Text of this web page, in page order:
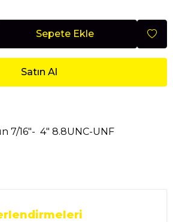
Sepete Ekle
Satın Al
7/16"- 4" 8.8UNC-UNF